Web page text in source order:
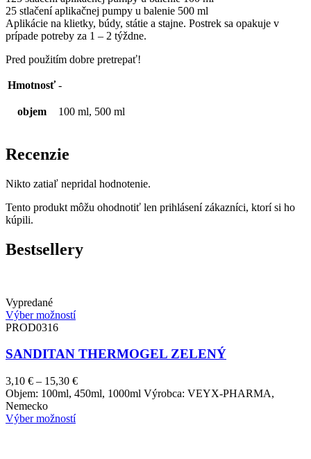
25 stlačení aplikačnej pumpy u balenie 500 ml
Aplikácie na klietky, búdy, státie a stajne. Postrek sa opakuje v
prípade potreby za 1 – 2 týždne.
Pred použitím dobre pretrepať!
Hmotnosť -
objem 100 ml, 500 ml
Recenzie
Nikto zatiaľ nepridal hodnotenie.
Tento produkt môžu ohodnotiť len prihlásení zákazníci, ktorí si ho
kúpili.
Bestsellery
Vypredané
Výber možností
PROD0316
SANDITAN THERMOGEL ZELENÝ
3,10 € – 15,30 €Price
range:
Objem: 100ml, 450ml, 1000ml Výrobca: VEYX-PHARMA,
Nemecko
Výber možností